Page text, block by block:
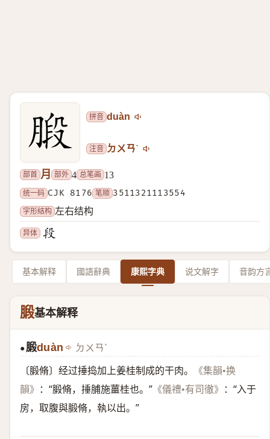
拼音 duàn
注音 ㄉㄨㄢˋ
部首 月 部外 4 总笔画 13
统一码 CJK 8176 笔顺 3511321113554
字形结构 左右结构
异体
基本解释 國語辭典 康熙字典 说文解字 音韵方
腶基本解释
●腶duàn ㄉㄨㄢˋ
〔腶脩〕经过捶捣加上姜桂制成的干肉。
《集韻•换
韻》
：“腶脩，捶脯施薑桂也。” 《儀禮•有司徹》
：“入于
房，取腹與腶脩，執以出。”